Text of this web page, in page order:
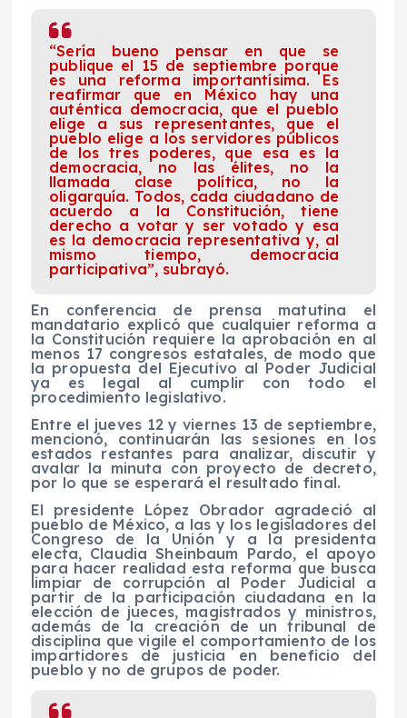
“Sería bueno pensar en que se
publique el 15 de septiembre porque
es una reforma importantísima. Es
reafirmar que en México hay una
auténtica democracia, que el pueblo
elige a sus representantes, que el
pueblo elige a los servidores públicos
de los tres poderes, que esa es la
democracia, no las élites, no la
llamada clase política, no la
oligarquía. Todos, cada ciudadano de
acuerdo a la Constitución, tiene
derecho a votar y ser votado y esa
es la democracia representativa y, al
mismo tiempo, democracia
participativa”, subrayó.
En conferencia de prensa matutina el
mandatario explicó que cualquier reforma a
la Constitución requiere la aprobación en al
menos 17 congresos estatales, de modo que
la propuesta del Ejecutivo al Poder Judicial
ya es legal al cumplir con todo el
procedimiento legislativo.
Entre el jueves 12 y viernes 13 de septiembre,
mencionó, continuarán las sesiones en los
estados restantes para analizar, discutir y
avalar la minuta con proyecto de decreto,
por lo que se esperará el resultado final.
El presidente López Obrador agradeció al
pueblo de México, a las y los legisladores del
Congreso de la Unión y a la presidenta
electa, Claudia Sheinbaum Pardo, el apoyo
para hacer realidad esta reforma que busca
limpiar de corrupción al Poder Judicial a
partir de la participación ciudadana en la
elección de jueces, magistrados y ministros,
además de la creación de un tribunal de
disciplina que vigile el comportamiento de los
impartidores de justicia en beneficio del
pueblo y no de grupos de poder.